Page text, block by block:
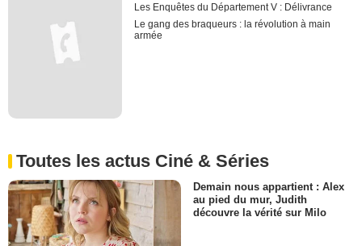
Les Enquêtes du Département V : Délivrance
Le gang des braqueurs : la révolution à main
armée
Toutes les actus Ciné & Séries
Demain nous appartient : Alex
au pied du mur, Judith
découvre la vérité sur Milo